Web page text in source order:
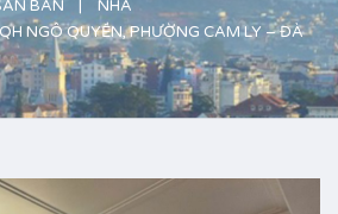
BÁN
NHÀ
NGÔ QUYỀN, PHƯỜNG CAM LY – ĐÀ